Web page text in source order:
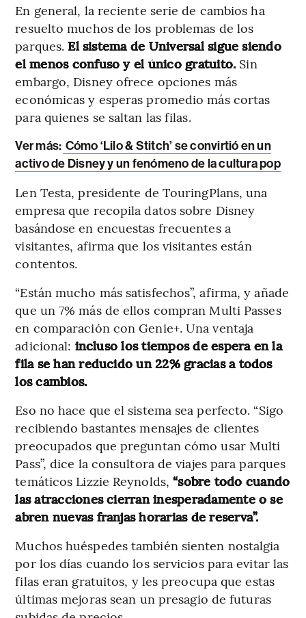
En general, la reciente serie de cambios ha
resuelto muchos de los problemas de los
parques. El sistema de Universal sigue siendo
el menos confuso y el único gratuito. Sin
embargo, Disney ofrece opciones más
económicas y esperas promedio más cortas
para quienes se saltan las filas.
Ver más: Cómo ‘Lilo & Stitch’ se convirtió en un
activo de Disney y un fenómeno de la cultura pop
Len Testa, presidente de TouringPlans, una
empresa que recopila datos sobre Disney
basándose en encuestas frecuentes a
visitantes, afirma que los visitantes están
contentos.
“Están mucho más satisfechos”, afirma, y ​​añade
que un 7% más de ellos compran Multi Passes
en comparación con Genie+. Una ventaja
adicional: incluso los tiempos de espera en la
fila se han reducido un 22% gracias a todos
los cambios.
Eso no hace que el sistema sea perfecto. “Sigo
recibiendo bastantes mensajes de clientes
preocupados que preguntan cómo usar Multi
Pass”, dice la consultora de viajes para parques
temáticos Lizzie Reynolds,“sobre todo cuando
las atracciones cierran inesperadamente o se
abren nuevas franjas horarias de reserva”.
Muchos huéspedes también sienten nostalgia
por los días cuando los servicios para evitar las
filas eran gratuitos, y les preocupa que estas
últimas mejoras sean un presagio de futuras